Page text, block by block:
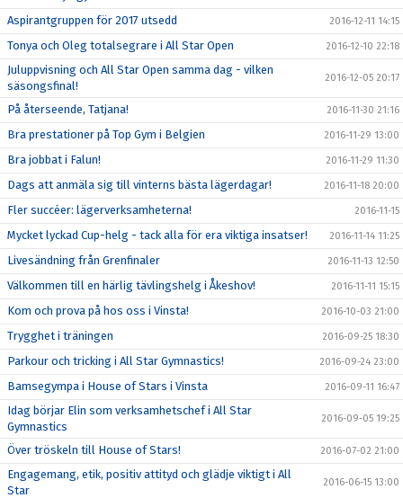
Aspirantgruppen för 2017 utsedd 2016-12-11 14:15
Tonya och Oleg totalsegrare i All Star Open 2016-12-10 22:18
Juluppvisning och All Star Open samma dag - vilken
säsongsfinal!
2016-12-05 20:17
På återseende, Tatjana! 2016-11-30 21:16
Bra prestationer på Top Gym i Belgien 2016-11-29 13:00
Bra jobbat i Falun! 2016-11-29 11:30
Dags att anmäla sig till vinterns bästa lägerdagar! 2016-11-18 20:00
Fler succéer: lägerverksamheterna! 2016-11-15
Mycket lyckad Cup-helg - tack alla för era viktiga insatser! 2016-11-14 11:25
Livesändning från Grenfinaler 2016-11-13 12:50
Välkommen till en härlig tävlingshelg i Åkeshov! 2016-11-11 15:15
Kom och prova på hos oss i Vinsta! 2016-10-03 21:00
Trygghet i träningen 2016-09-25 18:30
Parkour och tricking i All Star Gymnastics! 2016-09-24 23:00
Bamsegympa i House of Stars i Vinsta 2016-09-11 16:47
Idag börjar Elin som verksamhetschef i All Star
Gymnastics
2016-09-05 19:25
Över tröskeln till House of Stars! 2016-07-02 21:00
Engagemang, etik, positiv attityd och glädje viktigt i All
Star
2016-06-15 13:00